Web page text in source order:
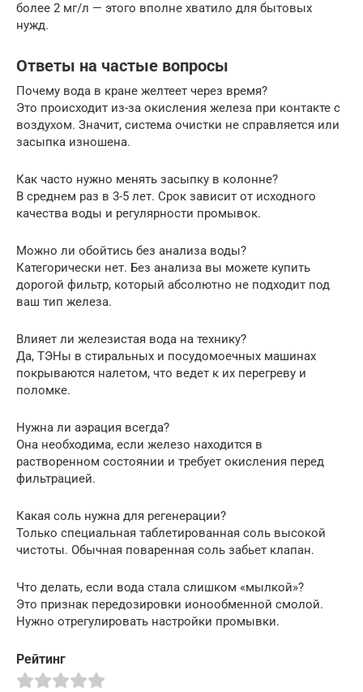
более 2 мг/л — этого вполне хватило для бытовых
нужд.
Ответы на частые вопросы
Почему вода в кране желтеет через время?
Это происходит из-за окисления железа при контакте с
воздухом. Значит, система очистки не справляется или
засыпка изношена.
Как часто нужно менять засыпку в колонне?
В среднем раз в 3-5 лет. Срок зависит от исходного
качества воды и регулярности промывок.
Можно ли обойтись без анализа воды?
Категорически нет. Без анализа вы можете купить
дорогой фильтр, который абсолютно не подходит под
ваш тип железа.
Влияет ли железистая вода на технику?
Да, ТЭНы в стиральных и посудомоечных машинах
покрываются налетом, что ведет к их перегреву и
поломке.
Нужна ли аэрация всегда?
Она необходима, если железо находится в
растворенном состоянии и требует окисления перед
фильтрацией.
Какая соль нужна для регенерации?
Только специальная таблетированная соль высокой
чистоты. Обычная поваренная соль забьет клапан.
Что делать, если вода стала слишком «мылкой»?
Это признак передозировки ионообменной смолой.
Нужно отрегулировать настройки промывки.
Рейтинг